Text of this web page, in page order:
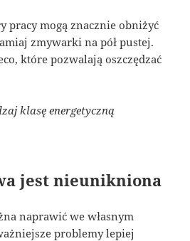
pracy mogą znacznie obniżyć
zmywarki na pół pustej.
które pozwalają oszczędzać
klasę energetyczną
jest nieunikniona
naprawić we własnym
problemy lepiej